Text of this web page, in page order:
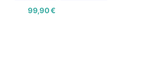
99,90€